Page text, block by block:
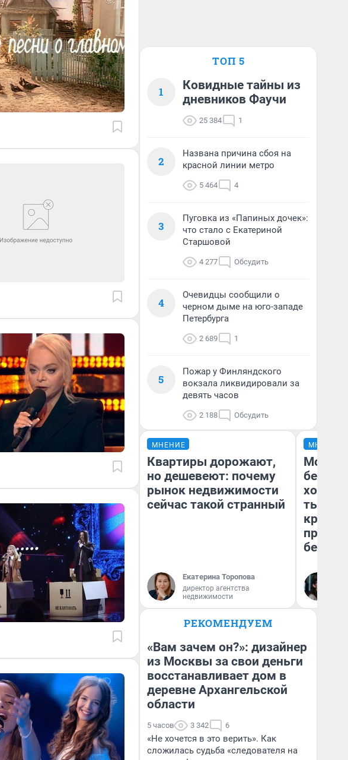
ТОП 5
1
Ковидные тайны из
дневников Фаучи
25 384 1
2
Названа причина сбоя на
красной линии метро
5 464 4
3
Пуговка из «Папиных дочек»:
что стало с Екатериной
Старшовой
4 277 Обсудить
4
Очевидцы сообщили о
черном дыме на юго-западе
Петербурга
2 689 1
5
Пожар у Финляндского
вокзала ликвидировали за
девять часов
2 188 Обсудить
МНЕНИЕ
Квартиры дорожают,
но дешевеют: почему
рынок недвижимости
сейчас такой странный
Екатерина Торопова
директор агентства
недвижимости
МНЕНИЕ
Мой
хотела
тысяч,
РЕКОМЕНДУЕМ
«Вам зачем он?»: дизайнер
из Москвы за свои деньги
восстанавливает дом в
деревне Архангельской
области
5 часов 3 342 6
«Не хочется в это верить». Как
сложилась судьба «следователя на